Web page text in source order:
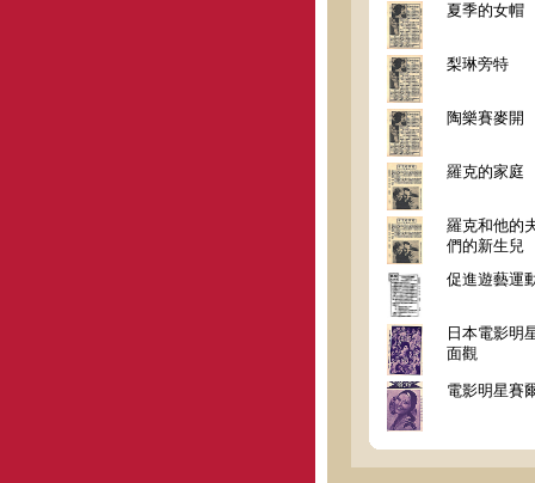
夏季的女帽
梨琳旁特
陶樂賽麥開
羅克的家庭
羅克和他的
們的新生兒
促進遊藝運
日本電影明
面觀
電影明星賽